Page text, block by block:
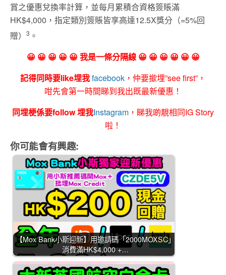
賞之優惠兌換率計算，並每月累積合資格簽賬滿
HK$4,000，指定類別簽賬皆享高達12.5X獎分（=5%回
贈）
3 。
😀 😀 😀 😀 😀 我是一條分隔線 😀 😀 😀 😀 😀 😀
記得同時要like埋我facebook ，仲要撳埋”see first”，
咁先會第一時間睇到我出既最新優惠！
同埋梗係要follow 埋我Instagram ，睇我啲靚相同IG Story
啦！
你可能會有興趣:
【Mox Bank小斯迎新】用邀請碼「2000MOXSC」
消費滿HK$4,000 +…